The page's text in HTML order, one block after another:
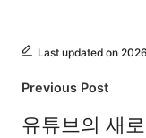
Last updated on
Post
Previous Post
유튜브의 새